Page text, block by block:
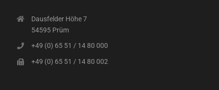
Dausfelder Höhe 7
54595 Prüm
+49 (0) 65 51 / 14 80 000
+49 (0) 65 51 / 14 80 002